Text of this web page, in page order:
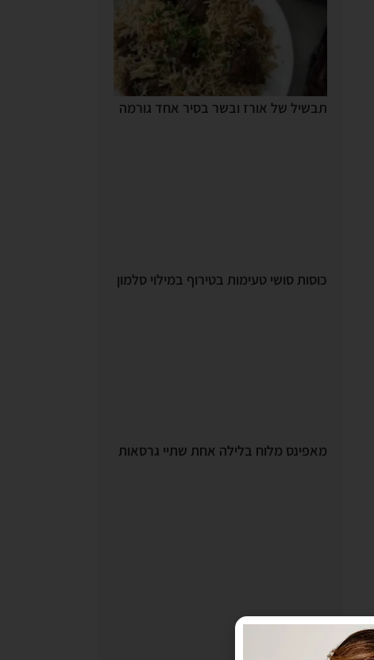
תבשיל של אורז ובשר בסיר אחד גורמה
כוסות סושי טעימות בטירוף במילוי סלמון
מאפינס מלוח בלילה אחת שתיי גרסאות